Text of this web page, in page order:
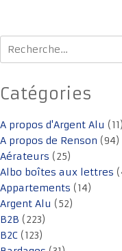
des
Rechercher :
Catégories
A propos d'Argent Alu (11)
A propos de Renson (94)
Aérateurs (25)
Albo boîtes aux lettres
Appartements (14)
Argent Alu (52)
B2B (223)
B2C (123)